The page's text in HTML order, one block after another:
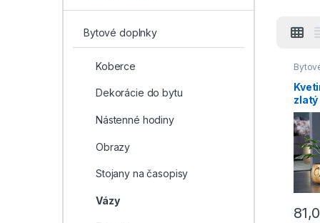
ich
úzke
V
do bytu
zlatý
Bytové doplnky
Koberce
Dekorácie do bytu
Nástenné hodiny
Obrazy
Stojany na časopisy
Vázy